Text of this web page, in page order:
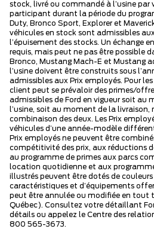
stock, livré ou commandé à l’usine
participant durant la période du
Duty, Bronco Sport, Explorer et
véhicules en stock sont admissibles
l’épuisement des stocks. Un échange
requis, mais peut ne pas être possible
Bronco, Mustang Mach-E et Mustang
l’usine doivent être construits sous
admissibles aux Prix employés. Pour
client peut se prévaloir des primes/
admissibles de Ford en vigueur soit au
l’usine, soit au moment de la livraison,
combinaison des deux. Les Prix
véhicules d’une année-modèle
Prix employés ne peuvent être
compétitivité des prix, aux réductions
au programme de primes aux parcs
location quotidienne et aux
illustrés peuvent être dotés de
caractéristiques et d’équipements
peut être annulée ou modifiée en tout
Québec). Consultez votre détaillant
détails ou appelez le Centre des
800 565-3673.